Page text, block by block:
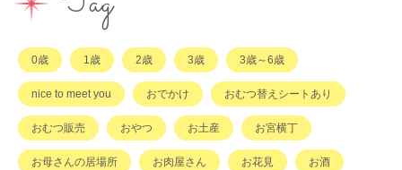
その他
0歳 1歳 2歳 3歳 3歳～6歳
nice to meet you おでかけ おむつ替えシートあり
おむつ販売 おやつ お土産 お宮横丁
お母さんの居場所 お肉屋さん お花見 お酒